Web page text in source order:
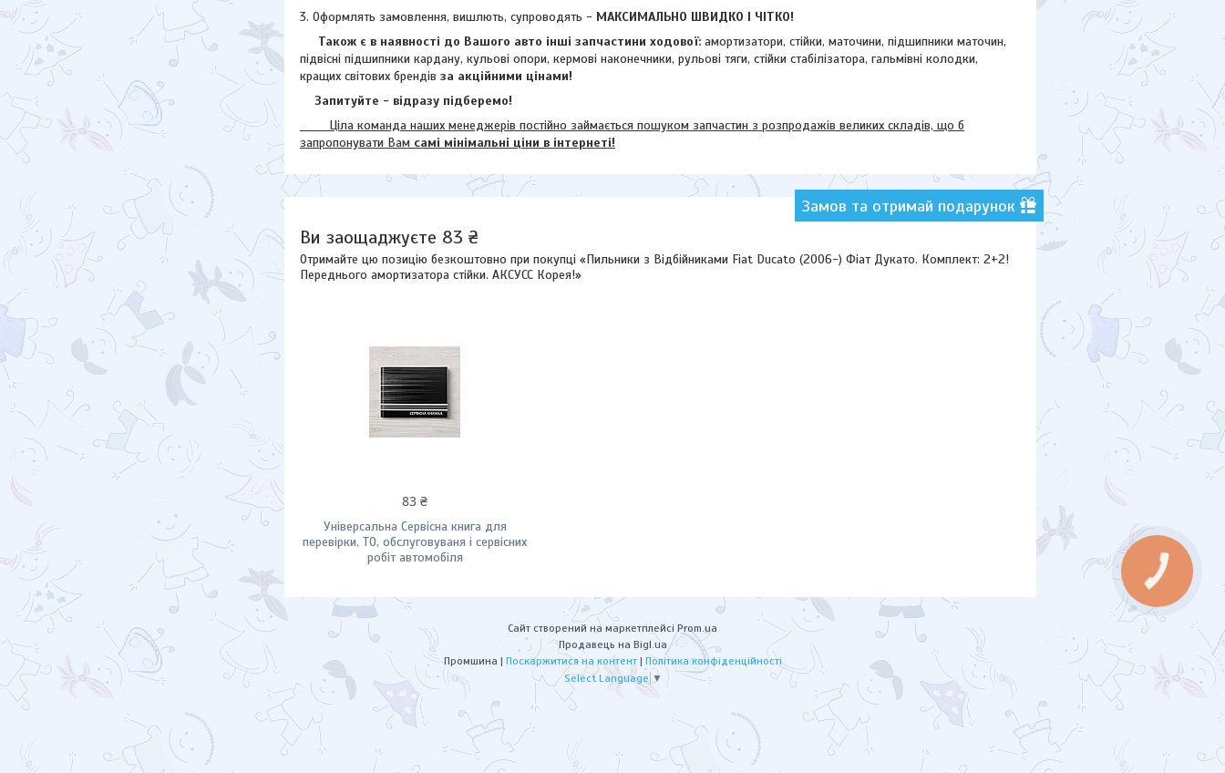
3. Оформлять замовлення, вишлють, супроводять - МАКСИМАЛЬНО ШВИДКО І ЧІТКО!
Також є в наявності до Вашого авто інші запчастини ходової: амортизатори, стійки, маточини, підшипники маточин,
підвісні підшипники кардану, кульові опори, кермові наконечники, рульові тяги, стійки стабілізатора, гальмівні колодки,
кращих світових брендів за акційними цінами!
Запитуйте - відразу підберемо!
Ціла команда наших менеджерів постійно займається пошуком запчастин з розпродажів великих складів, що б
запропонувати Вам самі мінімальні ціни в інтернеті!
Замов та отримай подарунок
Ви заощаджуєте 83 ₴
Отримайте цю позицію безкоштовно при покупці «Пильники з Відбійниками Fiat Ducato (2006-) Фіат Дукато. Комплект: 2+2!
Переднього амортизатора стійки. АКСУСС Корея!»
83 ₴
Універсальна Сервісна книга для
перевірки, ТО, обслуговуваня і сервісних
робіт автомобіля
Сайт створений на маркетплейсі Prom.ua
Продавець на Bigl.ua
Промшина | Поскаржитися на контент | Політика конфіденційності
Select Language ▼